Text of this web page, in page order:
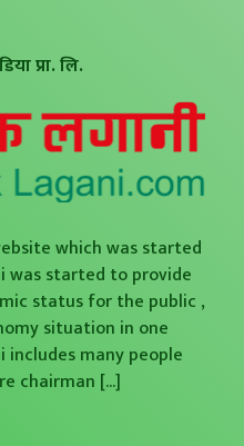
प्रा. लि.
which was started
was started to provide
status for the public ,
situation in one
many people
chairman [...]